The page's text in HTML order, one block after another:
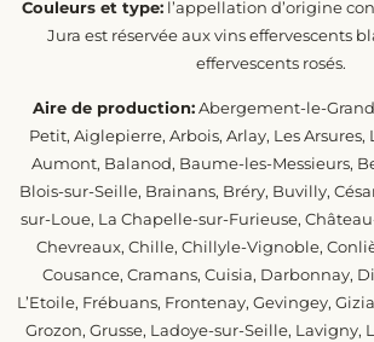
Couleurs et type: l’appellation d’origine
Jura est réservée aux vins effervescents
effervescents rosés.
Aire de production:Abergement-le-
Petit, Aiglepierre, Arbois, Arlay, Les Arsures,
Aumont, Balanod, Baume-les-Messieurs,
Blois-sur-Seille, Brainans, Bréry, Buvilly,
sur-Loue, La Chapelle-sur-Furieuse,
Chevreaux, Chille, Chillyle-Vignoble,
Cousance, Cramans, Cuisia, Darbonnay,
L’Etoile, Frébuans, Frontenay, Gevingey,
Grozon, Grusse, Ladoye-sur-Seille, Lavigny,